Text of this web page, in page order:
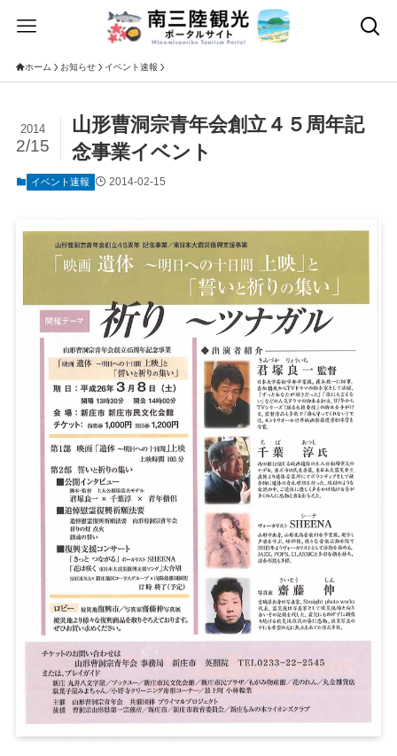
ホーム お知らせ イベント速報
山形曹洞宗青年会創立４５周年記
念事業イベント
2014
2/15
イベント速報 2014-02-15